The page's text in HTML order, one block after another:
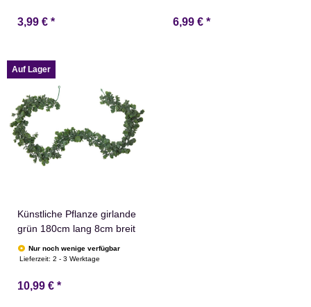
3,99 € * 6,99 € *
Auf Lager
Künstliche Pflanze girlande
grün 180cm lang 8cm breit
Nur noch wenige verfügbar
Lieferzeit:2 - 3 Werktage
10,99 € *